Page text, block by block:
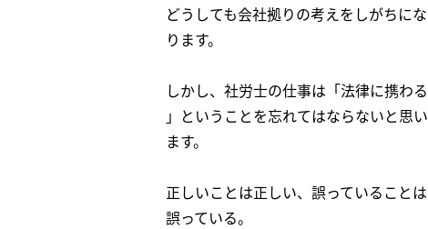
どうしても会社拠りの考えをしがちにな
ります。
しかし、社労士の仕事は「法律に携わる
」ということを忘れてはならないと思い
ます。
正しいことは正しい、誤っていることは
誤っている。